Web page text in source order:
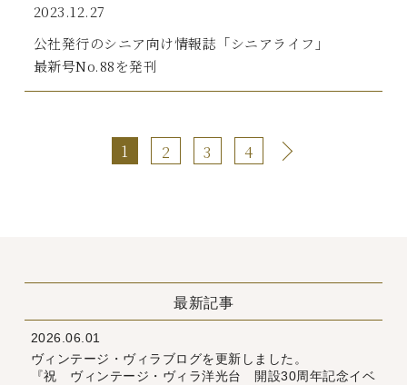
2023.12.27
公社発行のシニア向け情報誌「シニアライフ」
最新号No.88を発刊
1 2 3 4
最新記事
2026.06.01
ヴィンテージ・ヴィラブログを更新しました。
『祝 ヴィンテージ・ヴィラ洋光台 開設30周年記念イベ